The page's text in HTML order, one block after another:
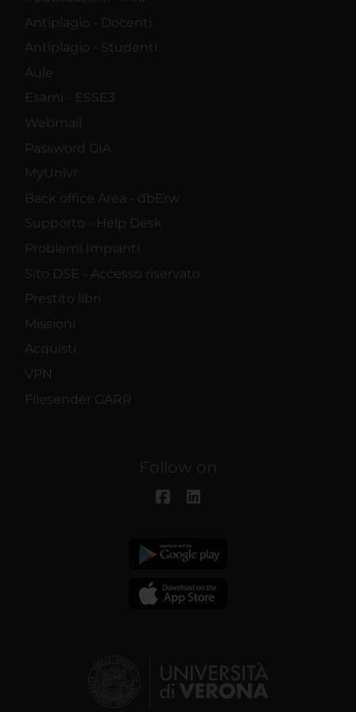
Antiplagio - Docenti
Antiplagio - Studenti
Aule
Esami - ESSE3
Webmail
Password GIA
MyUnivr
Back office Area - dbErw
Supporto - Help Desk
Problemi Impianti
Sito DSE - Accesso riservato
Prestito libri
Missioni
Acquisti
VPN
Filesender GARR
Follow on